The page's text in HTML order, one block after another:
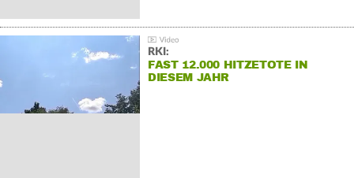
RKI:
FAST 12.000 HITZETOTE IN
DIESEM JAHR